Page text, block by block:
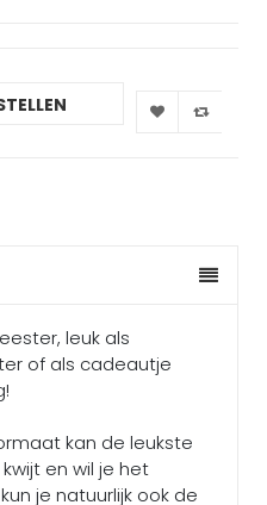
leuk als
of als cadeautje
kan de leukste
en wil je het
je natuurlijk ook de